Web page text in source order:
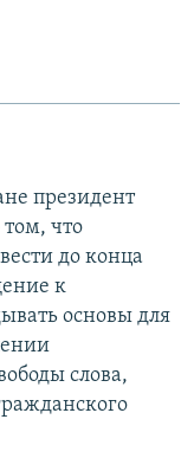
президент
том, что
до конца
к
основы для
слова,